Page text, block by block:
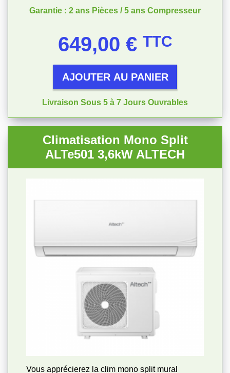
Garantie : 2 ans Pièces / 5 ans Compresseur
649,00 € TTC
AJOUTER AU PANIER
Livraison Sous 5 à 7 Jours Ouvrables
Climatisation Mono Split
ALTe501 3,6kW ALTECH
Vous apprécierez la clim mono split mural